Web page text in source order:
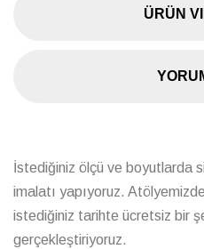
ÜRÜN
İstediğiniz ölçü ve boyutlarda
imalatı yapıyoruz.
istediğiniz tarihte ücretsiz bir
gerçekleştiriyoruz.